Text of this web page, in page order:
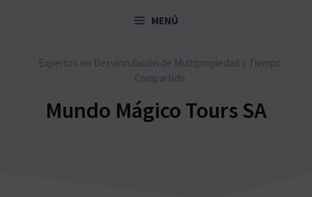
MENÚ
Expertos en Desvinculación de Multipropiedad y Tiempo
Compartido
Mundo Mágico Tours SA